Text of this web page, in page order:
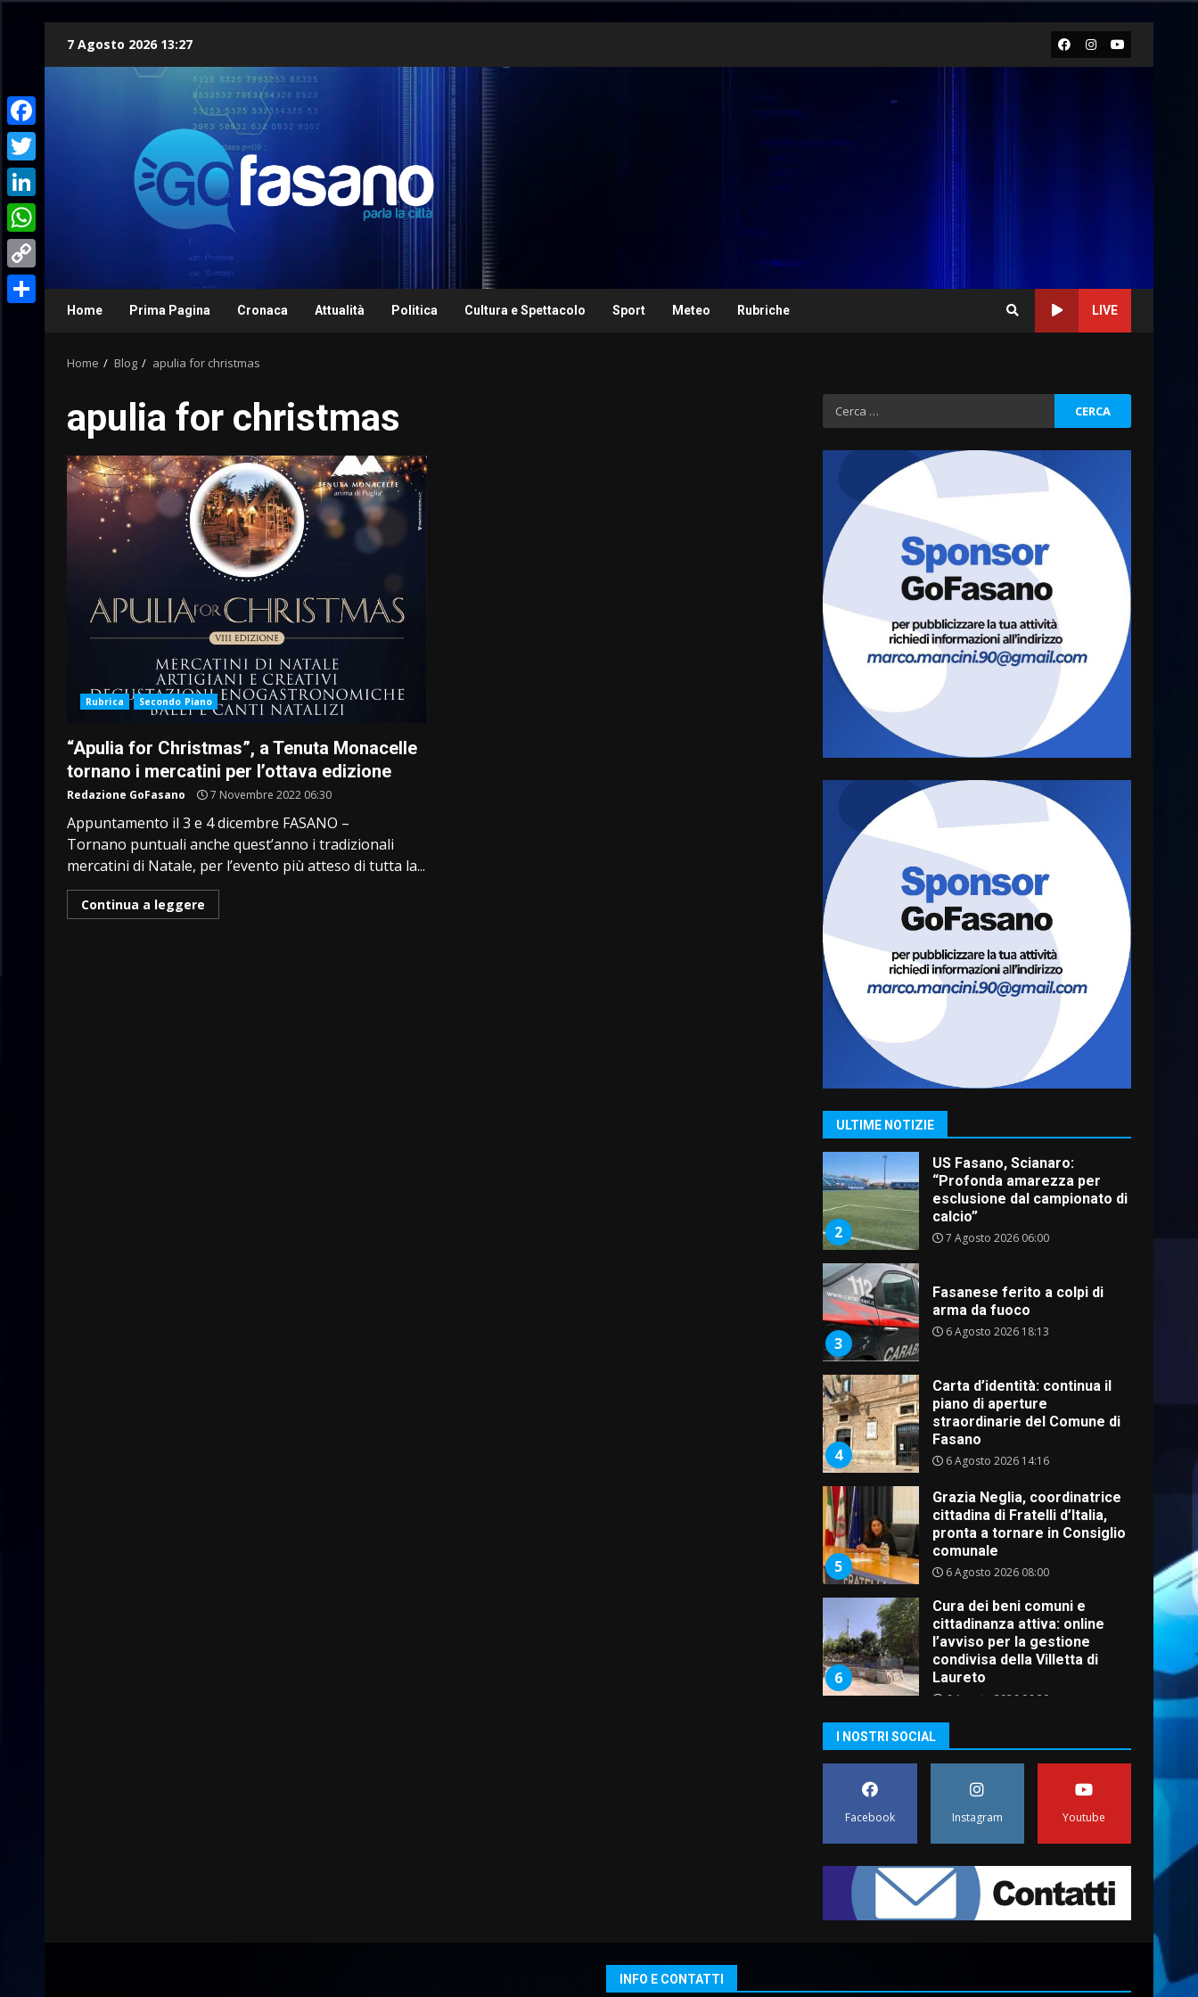
7 Agosto 2026 13:27 Facebook
Instagram
Youtube
Home Prima Pagina Cronaca Attualità Politica Cultura e Spettacolo Sport Meteo Rubriche LIVE
Home Blog apulia for christmas
apulia for christmas
Rubrica Secondo Piano
“Apulia for Christmas”, a Tenuta Monacelle
tornano i mercatini per l’ottava edizione
Redazione GoFasano 7 Novembre 2022 06:30
Appuntamento il 3 e 4 dicembre FASANO –
Tornano puntuali anche quest’anno i tradizionali
mercatini di Natale, per l’evento più atteso di tutta la...
Continua a leggere
Ricerca
per:
ULTIME NOTIZIE
Fasanese ferito a colpi di
arma da fuoco
6 Agosto 2026 18:13
4
Carta d’identità: continua il
piano di aperture
straordinarie del Comune di
Fasano
6 Agosto 2026 14:16
5
Grazia Neglia, coordinatrice
cittadina di Fratelli d’Italia,
pronta a tornare in Consiglio
6 Agosto 2026 08:00
Cura dei beni comuni e
cittadinanza attiva: online
l’avviso per la gestione
condivisa della Villetta di
Laureto
6 Agosto 2026 06:20
7
La magia del Minareto e la
prima assoluta de “L’Albergo
Belvedere. Il rapimento”
6 Agosto 2026 06:15
1
“I Contestatori: Musica di
Rivoluzione”: nuovo
appuntamento con “Fasano in
2
US Fasano, Scianaro:
“Profonda amarezza per
esclusione dal campionato di
calcio”
7 Agosto 2026 06:00
3
Fasanese ferito a colpi di
arma da fuoco
6 Agosto 2026 18:13
4
Carta d’identità: continua il
piano di aperture
straordinarie del Comune di
Fasano
6 Agosto 2026 14:16
5
Grazia Neglia, coordinatrice
cittadina di Fratelli d’Italia,
pronta a tornare in Consiglio
comunale
6 Agosto 2026 08:00
6
Cura dei beni comuni e
cittadinanza attiva: online
l’avviso per la gestione
condivisa della Villetta di
Laureto
6 Agosto 2026 06:20
prima assoluta de “L’Albergo
Belvedere. Il rapimento”
6 Agosto 2026 06:15
appuntamento con “Fasano in
Banda”
7 Agosto 2026 06:05
I NOSTRI SOCIAL
Facebook Instagram Youtube
INFO E CONTATTI
Facebook
Twitter
LinkedIn
WhatsApp
Copy